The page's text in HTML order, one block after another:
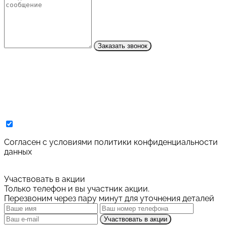
Заказать звонок
Cогласен с условиями политики конфиденциальности
данных
Участвовать в акции
Только телефон и вы участник акции.
Перезвоним через пару минут для уточнения деталей
Участвовать в акции